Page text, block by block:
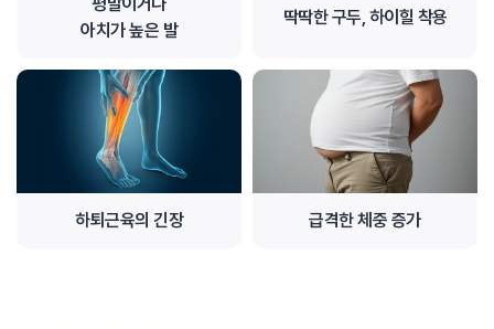
평발이거나
아치가 높은 발
딱딱한 구두, 하이힐 착용
하퇴근육의 긴장 급격한 체중 증가